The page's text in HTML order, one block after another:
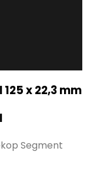
x 22,3 mm
Segment